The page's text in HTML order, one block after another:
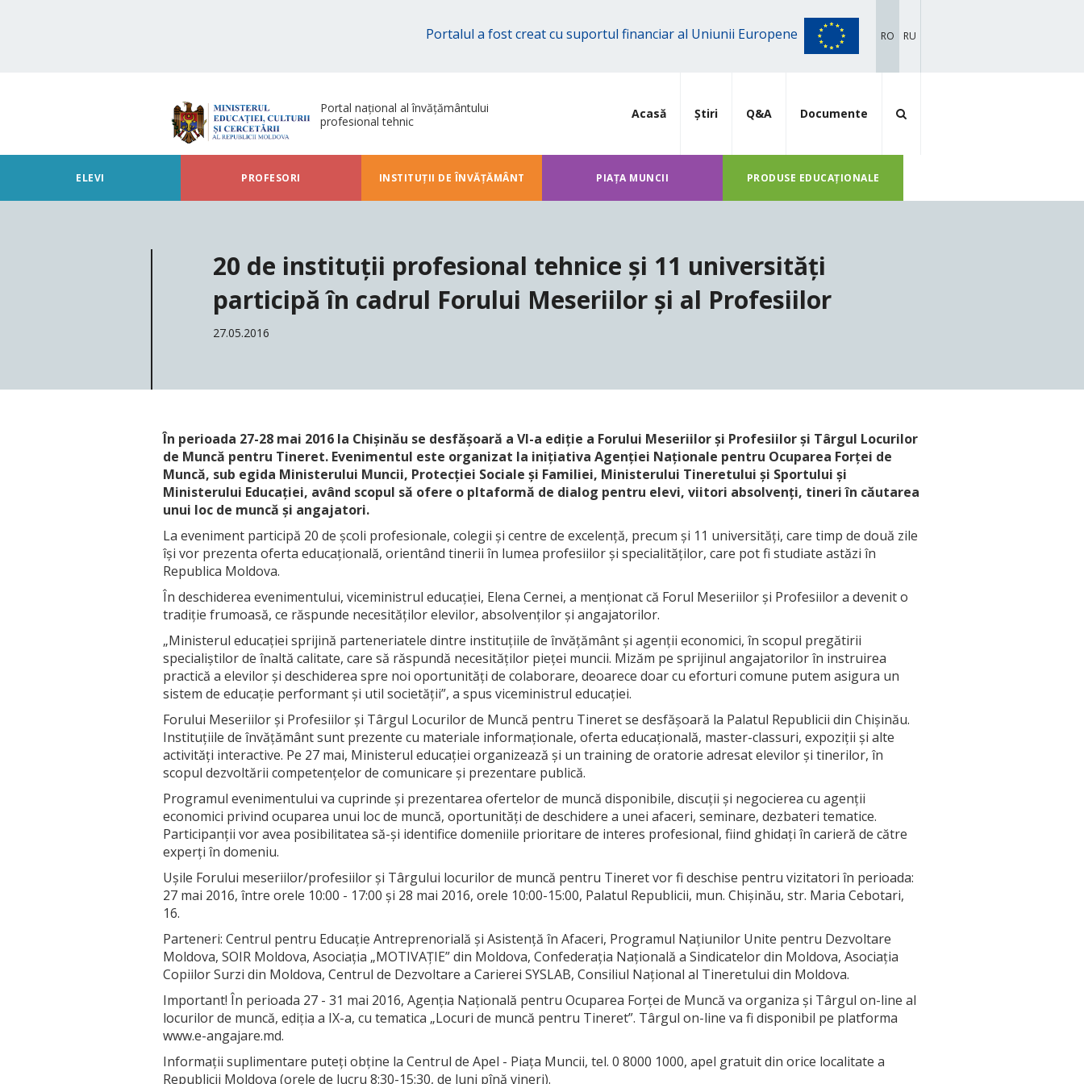
Portalul a fost creat cu suportul financiar al Uniunii Europene RO RU
Portal național al învățământului
profesional tehnic
Acasă Știri Q&A Documente
ELEVI PROFESORI INSTITUȚII DE ÎNVĂȚĂMÂNT PIAȚA MUNCII PRODUSE EDUCAȚIONALE
20 de instituții profesional tehnice și 11 universități
participă în cadrul Forului Meseriilor și al Profesiilor
27.05.2016
În perioada 27-28 mai 2016 la Chișinău se desfășoară a VI-a ediție a Forului Meseriilor și Profesiilor și Târgul Locurilor
de Muncă pentru Tineret. Evenimentul este organizat la inițiativa Agenţiei Naţionale pentru Ocuparea Forţei de
Muncă, sub egida Ministerului Muncii, Protecției Sociale și Familiei, Ministerului Tineretului și Sportului și
Ministerului Educației, având scopul să ofere o pltaformă de dialog pentru elevi, viitori absolvenți, tineri în căutarea
unui loc de muncă și angajatori.
La eveniment participă 20 de școli profesionale, colegii și centre de excelență, precum și 11 universități, care timp de două zile
își vor prezenta oferta educațională, orientând tinerii în lumea profesiilor și specialităților, care pot fi studiate astăzi în
Republica Moldova.
În deschiderea evenimentului, viceministrul educației, Elena Cernei, a menționat că Forul Meseriilor și Profesiilor a devenit o
tradiție frumoasă, ce răspunde necesităților elevilor, absolvenților și angajatorilor.
„Ministerul educației sprijină parteneriatele dintre instituțiile de învățământ și agenții economici, în scopul pregătirii
specialiștilor de înaltă calitate, care să răspundă necesităților pieței muncii. Mizăm pe sprijinul angajatorilor în instruirea
practică a elevilor și deschiderea spre noi oportunități de colaborare, deoarece doar cu eforturi comune putem asigura un
sistem de educație performant și util societății”, a spus viceministrul educației.
Forului Meseriilor și Profesiilor și Târgul Locurilor de Muncă pentru Tineret se desfășoară la Palatul Republicii din Chișinău.
Instituțiile de învățământ sunt prezente cu materiale informaționale, oferta educațională, master-classuri, expoziții și alte
activități interactive. Pe 27 mai, Ministerul educației organizează și un training de oratorie adresat elevilor și tinerilor, în
scopul dezvoltării competențelor de comunicare și prezentare publică.
Programul evenimentului va cuprinde și prezentarea ofertelor de muncă disponibile, discuții și negocierea cu agenții
economici privind ocuparea unui loc de muncă, oportunități de deschidere a unei afaceri, seminare, dezbateri tematice.
Participanții vor avea posibilitatea să-și identifice domeniile prioritare de interes profesional, fiind ghidați în carieră de către
experți în domeniu.
Uşile Forului meseriilor/profesiilor şi Târgului locurilor de muncă pentru Tineret vor fi deschise pentru vizitatori în perioada:
27 mai 2016, între orele 10:00 - 17:00 și 28 mai 2016, orele 10:00-15:00, Palatul Republicii, mun. Chişinău, str. Maria Cebotari,
16.
Parteneri: Centrul pentru Educație Antreprenorială și Asistență în Afaceri, Programul Națiunilor Unite pentru Dezvoltare
Moldova, SOIR Moldova, Asociația „MOTIVAȚIE” din Moldova, Confederația Națională a Sindicatelor din Moldova, Asociația
Copiilor Surzi din Moldova, Centrul de Dezvoltare a Carierei SYSLAB, Consiliul Național al Tineretului din Moldova.
Important! În perioada 27 - 31 mai 2016, Agenția Națională pentru Ocuparea Forței de Muncă va organiza și Târgul on-line al
locurilor de muncă, ediția a IX-a, cu tematica „Locuri de muncă pentru Tineret”. Târgul on-line va fi disponibil pe platforma
www.e-angajare.md.
Informaţii suplimentare puteți obține la Centrul de Apel - Piaţa Muncii, tel. 0 8000 1000, apel gratuit din orice localitate a
Republicii Moldova (orele de lucru 8:30-15:30, de luni pînă vineri).